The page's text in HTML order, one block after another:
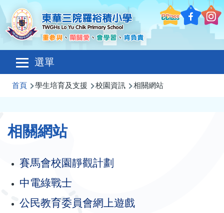
移至主內容
選單
Main
navigation
導
結
首頁 學生培育及支援 校園資訊 相關網站
相關網站
賽馬會校園靜觀計劃
中電綠戰士
公民教育委員會網上遊戲